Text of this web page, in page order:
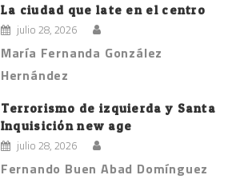
La ciudad que late en el centro
julio 28, 2026
María Fernanda González
Hernández
Terrorismo de izquierda y Santa
Inquisición new age
julio 28, 2026
Fernando Buen Abad Domínguez